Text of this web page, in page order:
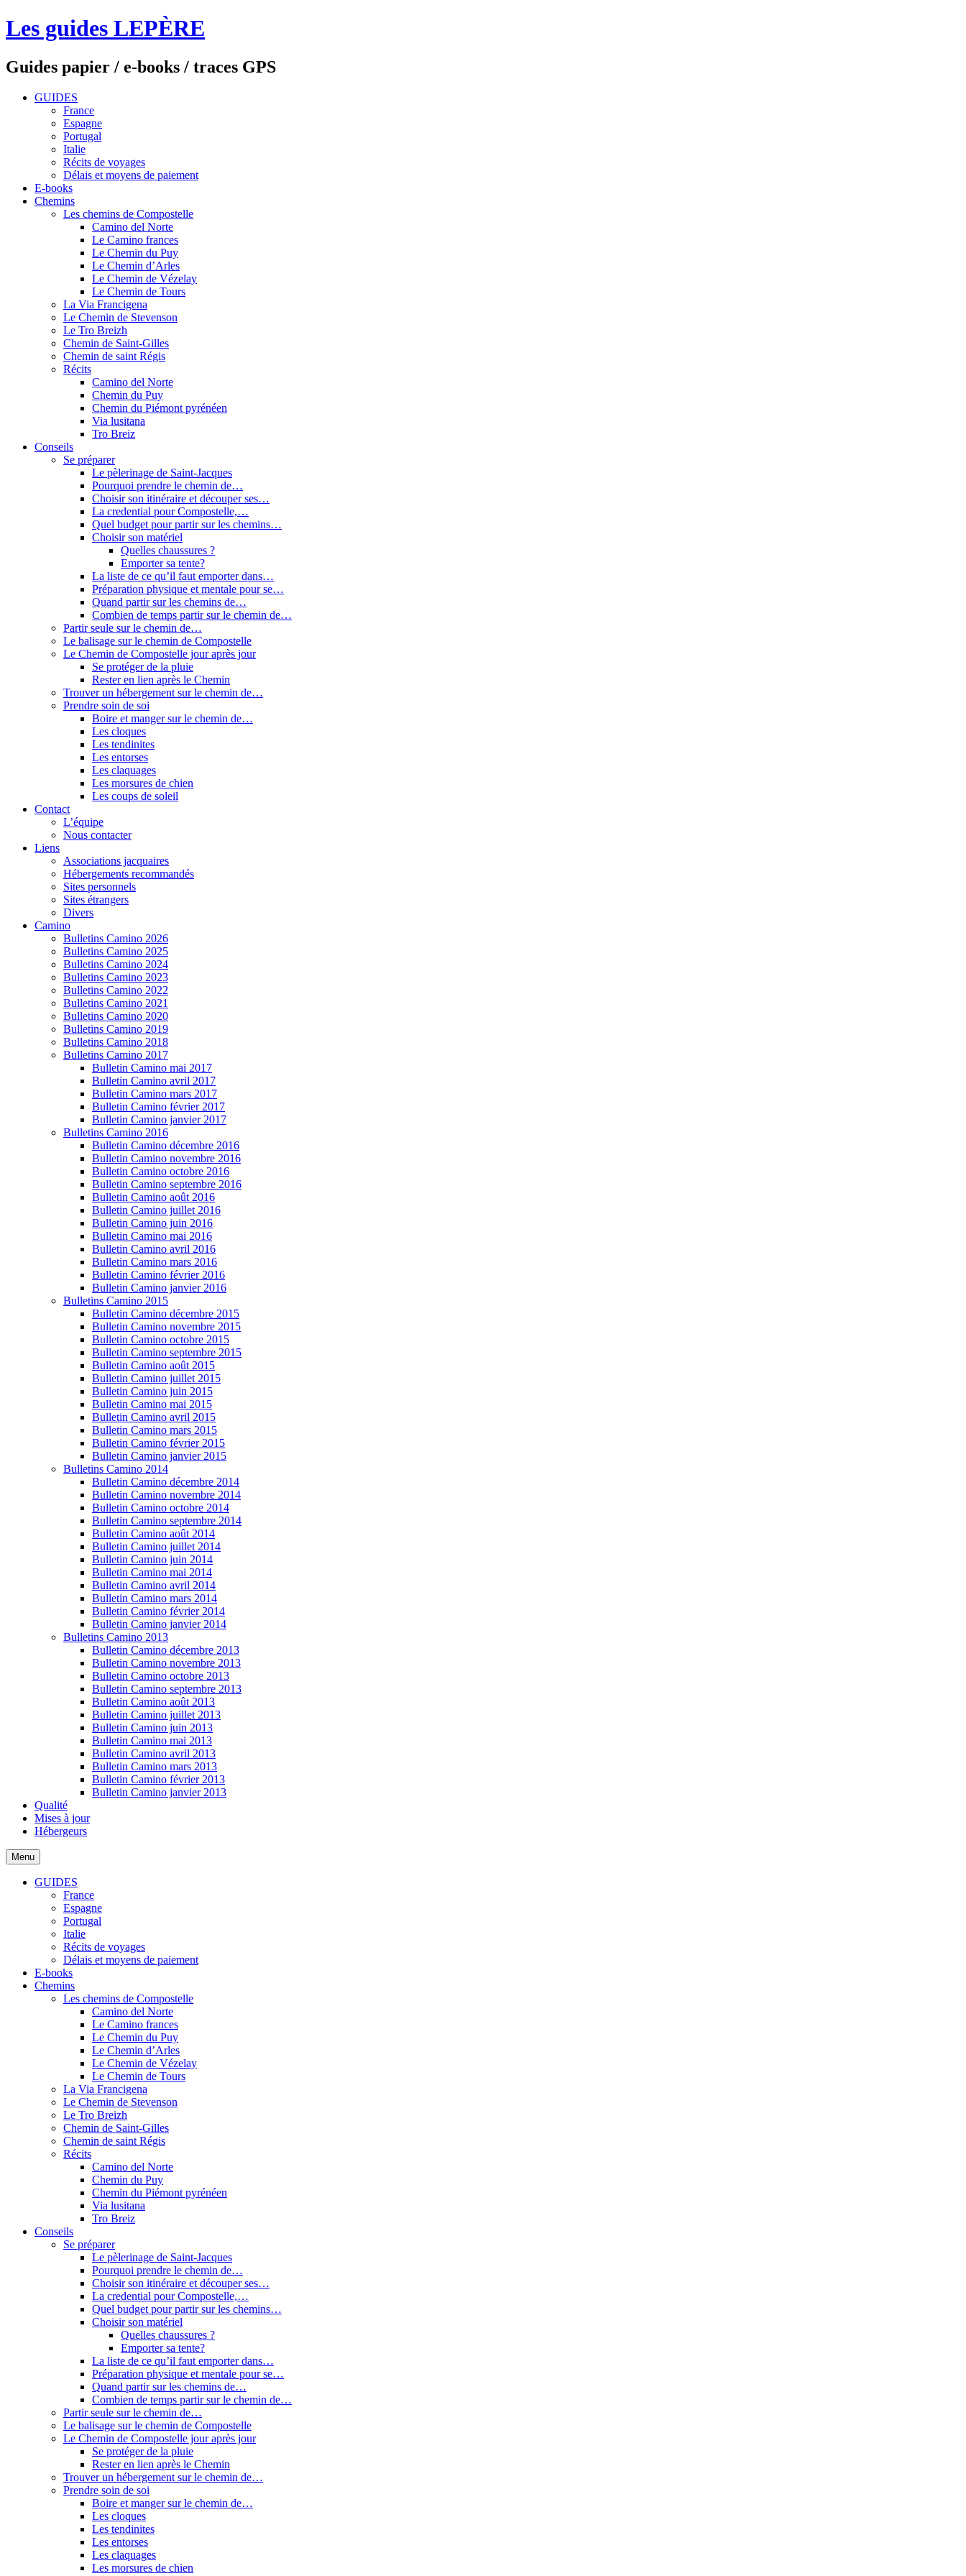
Les guides LEPÈRE
Guides papier / e-books / traces GPS
GUIDES
France
Espagne
Portugal
Italie
Récits de voyages
Délais et moyens de paiement
E-books
Chemins
Les chemins de Compostelle
Camino del Norte
Le Camino frances
Le Chemin du Puy
Le Chemin d’Arles
Le Chemin de Vézelay
Le Chemin de Tours
La Via Francigena
Le Chemin de Stevenson
Le Tro Breizh
Chemin de Saint-Gilles
Chemin de saint Régis
Récits
Camino del Norte
Chemin du Puy
Chemin du Piémont pyrénéen
Via lusitana
Tro Breiz
Conseils
Se préparer
Le pèlerinage de Saint-Jacques
Pourquoi prendre le chemin de…
Choisir son itinéraire et découper ses…
La credential pour Compostelle,…
Quel budget pour partir sur les chemins…
Choisir son matériel
Quelles chaussures ?
Emporter sa tente?
La liste de ce qu’il faut emporter dans…
Préparation physique et mentale pour se…
Quand partir sur les chemins de…
Combien de temps partir sur le chemin de…
Partir seule sur le chemin de…
Le balisage sur le chemin de Compostelle
Le Chemin de Compostelle jour après jour
Se protéger de la pluie
Rester en lien après le Chemin
Trouver un hébergement sur le chemin de…
Prendre soin de soi
Boire et manger sur le chemin de…
Les cloques
Les tendinites
Les entorses
Les claquages
Les morsures de chien
Les coups de soleil
Contact
L’équipe
Nous contacter
Liens
Associations jacquaires
Hébergements recommandés
Sites personnels
Sites étrangers
Divers
Camino
Bulletins Camino 2026
Bulletins Camino 2025
Bulletins Camino 2024
Bulletins Camino 2023
Bulletins Camino 2022
Bulletins Camino 2021
Bulletins Camino 2020
Bulletins Camino 2019
Bulletins Camino 2018
Bulletins Camino 2017
Bulletin Camino mai 2017
Bulletin Camino avril 2017
Bulletin Camino mars 2017
Bulletin Camino février 2017
Bulletin Camino janvier 2017
Bulletins Camino 2016
Bulletin Camino décembre 2016
Bulletin Camino novembre 2016
Bulletin Camino octobre 2016
Bulletin Camino septembre 2016
Bulletin Camino août 2016
Bulletin Camino juillet 2016
Bulletin Camino juin 2016
Bulletin Camino mai 2016
Bulletin Camino avril 2016
Bulletin Camino mars 2016
Bulletin Camino février 2016
Bulletin Camino janvier 2016
Bulletins Camino 2015
Bulletin Camino décembre 2015
Bulletin Camino novembre 2015
Bulletin Camino octobre 2015
Bulletin Camino septembre 2015
Bulletin Camino août 2015
Bulletin Camino juillet 2015
Bulletin Camino juin 2015
Bulletin Camino mai 2015
Bulletin Camino avril 2015
Bulletin Camino mars 2015
Bulletin Camino février 2015
Bulletin Camino janvier 2015
Bulletins Camino 2014
Bulletin Camino décembre 2014
Bulletin Camino novembre 2014
Bulletin Camino octobre 2014
Bulletin Camino septembre 2014
Bulletin Camino août 2014
Bulletin Camino juillet 2014
Bulletin Camino juin 2014
Bulletin Camino mai 2014
Bulletin Camino avril 2014
Bulletin Camino mars 2014
Bulletin Camino février 2014
Bulletin Camino janvier 2014
Bulletins Camino 2013
Bulletin Camino décembre 2013
Bulletin Camino novembre 2013
Bulletin Camino octobre 2013
Bulletin Camino septembre 2013
Bulletin Camino août 2013
Bulletin Camino juillet 2013
Bulletin Camino juin 2013
Bulletin Camino mai 2013
Bulletin Camino avril 2013
Bulletin Camino mars 2013
Bulletin Camino février 2013
Bulletin Camino janvier 2013
Qualité
Mises à jour
Hébergeurs
Menu
GUIDES
France
Espagne
Portugal
Italie
Récits de voyages
Délais et moyens de paiement
E-books
Chemins
Les chemins de Compostelle
Camino del Norte
Le Camino frances
Le Chemin du Puy
Le Chemin d’Arles
Le Chemin de Vézelay
Le Chemin de Tours
La Via Francigena
Le Chemin de Stevenson
Le Tro Breizh
Chemin de Saint-Gilles
Chemin de saint Régis
Récits
Camino del Norte
Chemin du Puy
Chemin du Piémont pyrénéen
Via lusitana
Tro Breiz
Conseils
Se préparer
Le pèlerinage de Saint-Jacques
Pourquoi prendre le chemin de…
Choisir son itinéraire et découper ses…
La credential pour Compostelle,…
Quel budget pour partir sur les chemins…
Choisir son matériel
Quelles chaussures ?
Emporter sa tente?
La liste de ce qu’il faut emporter dans…
Préparation physique et mentale pour se…
Quand partir sur les chemins de…
Combien de temps partir sur le chemin de…
Partir seule sur le chemin de…
Le balisage sur le chemin de Compostelle
Le Chemin de Compostelle jour après jour
Se protéger de la pluie
Rester en lien après le Chemin
Trouver un hébergement sur le chemin de…
Prendre soin de soi
Boire et manger sur le chemin de…
Les cloques
Les tendinites
Les entorses
Les claquages
Les morsures de chien